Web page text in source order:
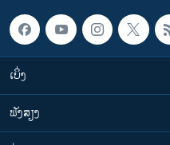
ເບິ່ງ
ຟັງສຽງ